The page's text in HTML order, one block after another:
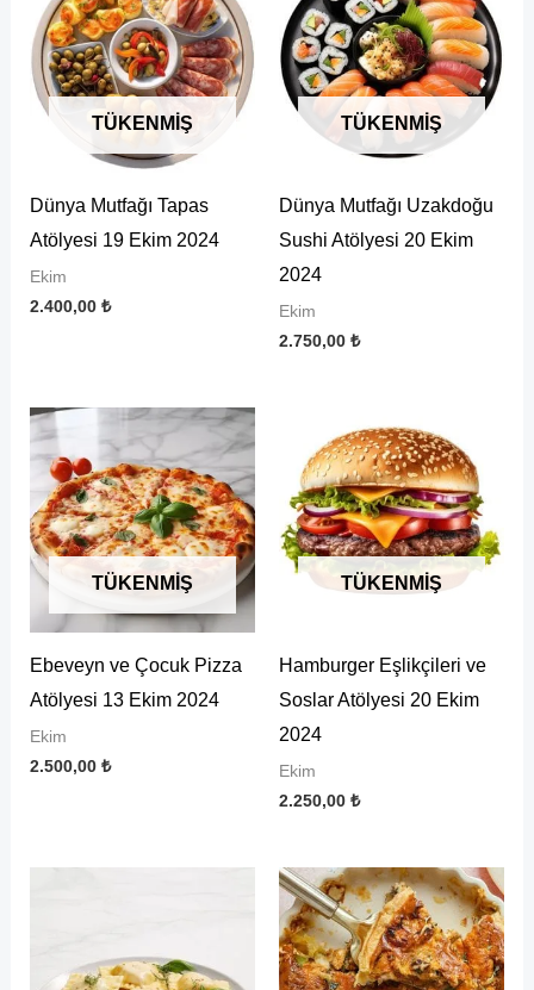
TÜKENMIŞ
Dünya Mutfağı Tapas
Atölyesi 19 Ekim 2024
Ekim
2.400,00 ₺
TÜKENMIŞ
Dünya Mutfağı Uzakdoğu
Sushi Atölyesi 20 Ekim
2024
Ekim
2.750,00 ₺
TÜKENMIŞ
Ebeveyn ve Çocuk Pizza
Atölyesi 13 Ekim 2024
Ekim
2.500,00 ₺
TÜKENMIŞ
Hamburger Eşlikçileri ve
Soslar Atölyesi 20 Ekim
2024
Ekim
2.250,00 ₺